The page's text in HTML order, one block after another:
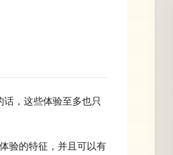
，这些体验至多也只
验的特征，并且可以有